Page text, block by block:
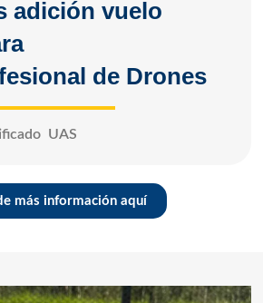
adición vuelo
de Drones
UAS
más información aquí